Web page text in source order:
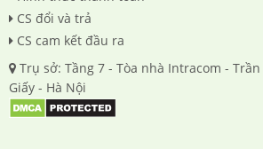
CS đổi và trả
CS cam kết đầu ra
Trụ sở: Tầng 7 - Tòa nhà Intracom - Trần
Giấy - Hà Nội